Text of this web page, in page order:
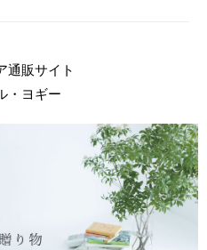
通販サイト
・ヨギー